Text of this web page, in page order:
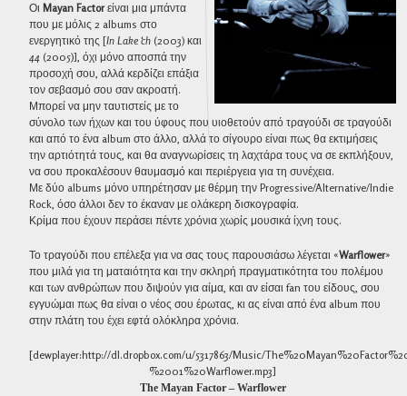
Οι Mayan Factorείναι μια μπάντα
που με μόλις 2 albums στο
ενεργητικό της [In Lake ‘ch (2003) και
44 (2005)], όχι μόνο αποσπά την
προσοχή σου, αλλά κερδίζει επάξια
τον σεβασμό σου σαν ακροατή.
Μπορεί να μην ταυτιστείς με το
σύνολο των ήχων και του ύφους που υιοθετούν από τραγούδι σε τραγούδι
και από το ένα album στο άλλο, αλλά το σίγουρο είναι πως θα εκτιμήσεις
την αρτιότητά τους, και θα αναγνωρίσεις τη λαχτάρα τους να σε εκπλήξουν,
να σου προκαλέσουν θαυμασμό και περιέργεια για τη συνέχεια.
Με δύο albums μόνο υπηρέτησαν με θέρμη την Progressive/Alternative/Indie
Rock, όσο άλλοι δεν το έκαναν με ολάκερη δισκογραφία.
Κρίμα που έχουν περάσει πέντε χρόνια χωρίς μουσικά ίχνη τους.
Το τραγούδι που επέλεξα για να σας τους παρουσιάσω λέγεται «Warflower»
που μιλά για τη ματαιότητα και την σκληρή πραγματικότητα του πολέμου
και των ανθρώπων που διψούν για αίμα, και αν είσαι fan του είδους, σου
εγγυώμαι πως θα είναι ο νέος σου έρωτας, κι ας είναι από ένα album που
στην πλάτη του έχει εφτά ολόκληρα χρόνια.
[dewplayer:http://dl.dropbox.com/u/5317863/Music/
%2001%20Warflower.mp3]
The Mayan Factor – Warflower